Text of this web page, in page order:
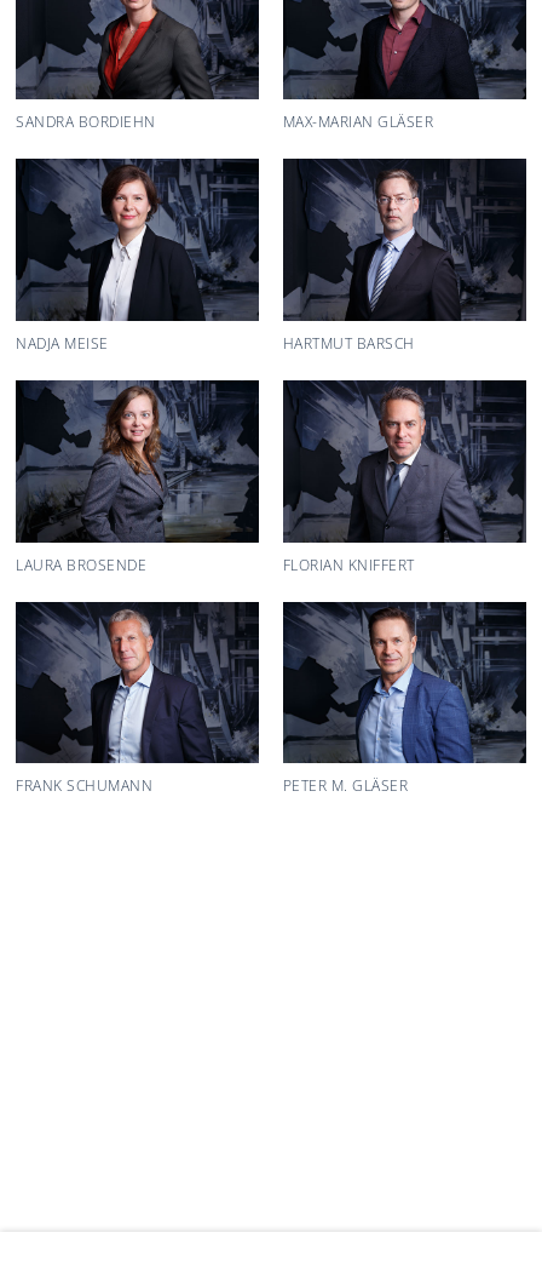
SANDRA BORDIEHN MAX-MARIAN GLÄSER
NADJA MEISE HARTMUT BARSCH
LAURA BROSENDE FLORIAN KNIFFERT
FRANK SCHUMANN PETER M. GLÄSER